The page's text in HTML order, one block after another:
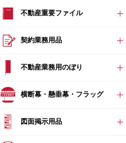
不動産重要ファイル
契約業務用品
不動産業務用のぼり
横断幕・懸垂幕・フラッグ
図面掲示用品